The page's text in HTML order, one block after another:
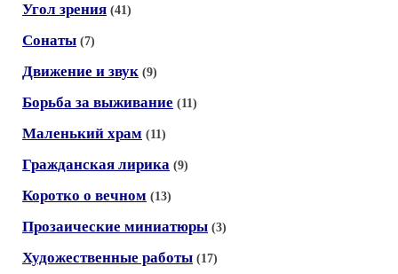
Угол зрения (41)
Сонаты (7)
Движение и звук (9)
Борьба за выживание (11)
Маленький храм (11)
Гражданская лирика (9)
Коротко о вечном (13)
Прозаические миниатюры (3)
Художественные работы (17)